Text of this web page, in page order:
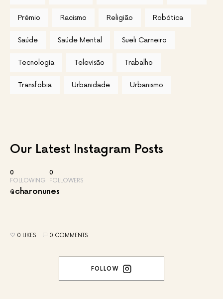
Prêmio Racismo Religião Robótica
Saúde Saúde Mental Sueli Carneiro
Tecnologia Televisão Trabalho
Transfobia Urbanidade Urbanismo
Our Latest Instagram Posts
0
FOLLOWING
0
FOLLOWERS
@charonunes
0 LIKES 0 COMMENTS
FOLLOW